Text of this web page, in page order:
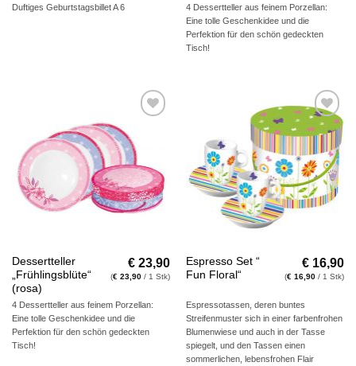
Duftiges Geburtstagsbillet A 6
4 Dessertteller aus feinem Porzellan:
Eine tolle Geschenkidee und die
Perfektion für den schön gedeckten
Tisch!
Auf die
Wunschliste
Dessertteller
„Frühlingsblüte“
(rosa)
€ 23,90
(€ 23,90 / 1 Stk)
4 Dessertteller aus feinem Porzellan:
Eine tolle Geschenkidee und die
Perfektion für den schön gedeckten
Tisch!
Auf die
Wunschliste
Espresso Set “
Fun Floral“
€ 16,90
(€ 16,90 / 1 Stk)
Espressotassen, deren buntes
Streifenmuster sich in einer farbenfrohen
Blumenwiese und auch in der Tasse
spiegelt, und den Tassen einen
sommerlichen, lebensfrohen Flair